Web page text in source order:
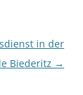
in der
Biederitz →